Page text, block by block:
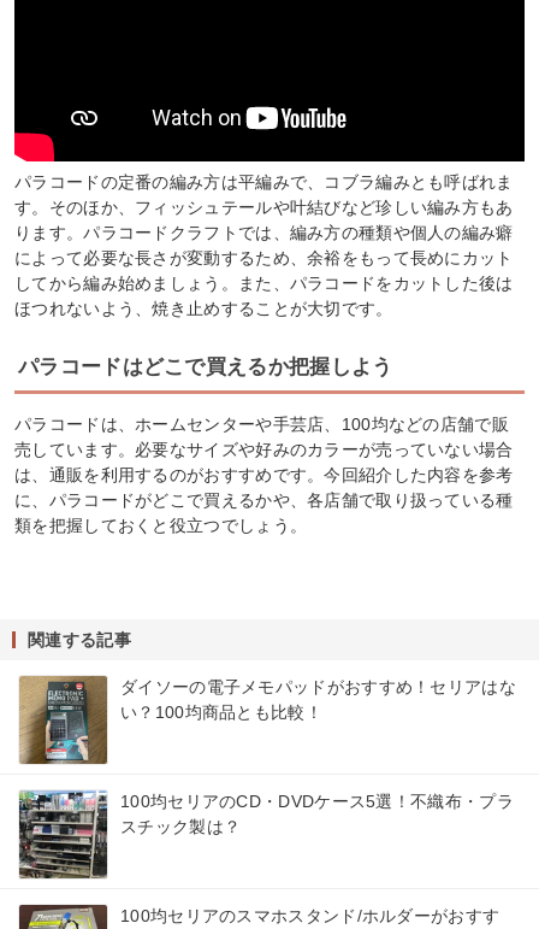
パラコードの定番の編み方は平編みで、コブラ編みとも呼ばれま
す。そのほか、フィッシュテールや叶結びなど珍しい編み方もあ
ります。パラコードクラフトでは、編み方の種類や個人の編み癖
によって必要な長さが変動するため、余裕をもって長めにカット
してから編み始めましょう。また、パラコードをカットした後は
ほつれないよう、焼き止めすることが大切です。
パラコードはどこで買えるか把握しよう
パラコードは、ホームセンターや手芸店、100均などの店舗で販
売しています。必要なサイズや好みのカラーが売っていない場合
は、通販を利用するのがおすすめです。今回紹介した内容を参考
に、パラコードがどこで買えるかや、各店舗で取り扱っている種
類を把握しておくと役立つでしょう。
関連する記事
ダイソーの電子メモパッドがおすすめ！セリアはな
い？100均商品とも比較！
100均セリアのCD・DVDケース5選！不織布・プラ
スチック製は？
100均セリアのスマホスタンド/ホルダーがおすす